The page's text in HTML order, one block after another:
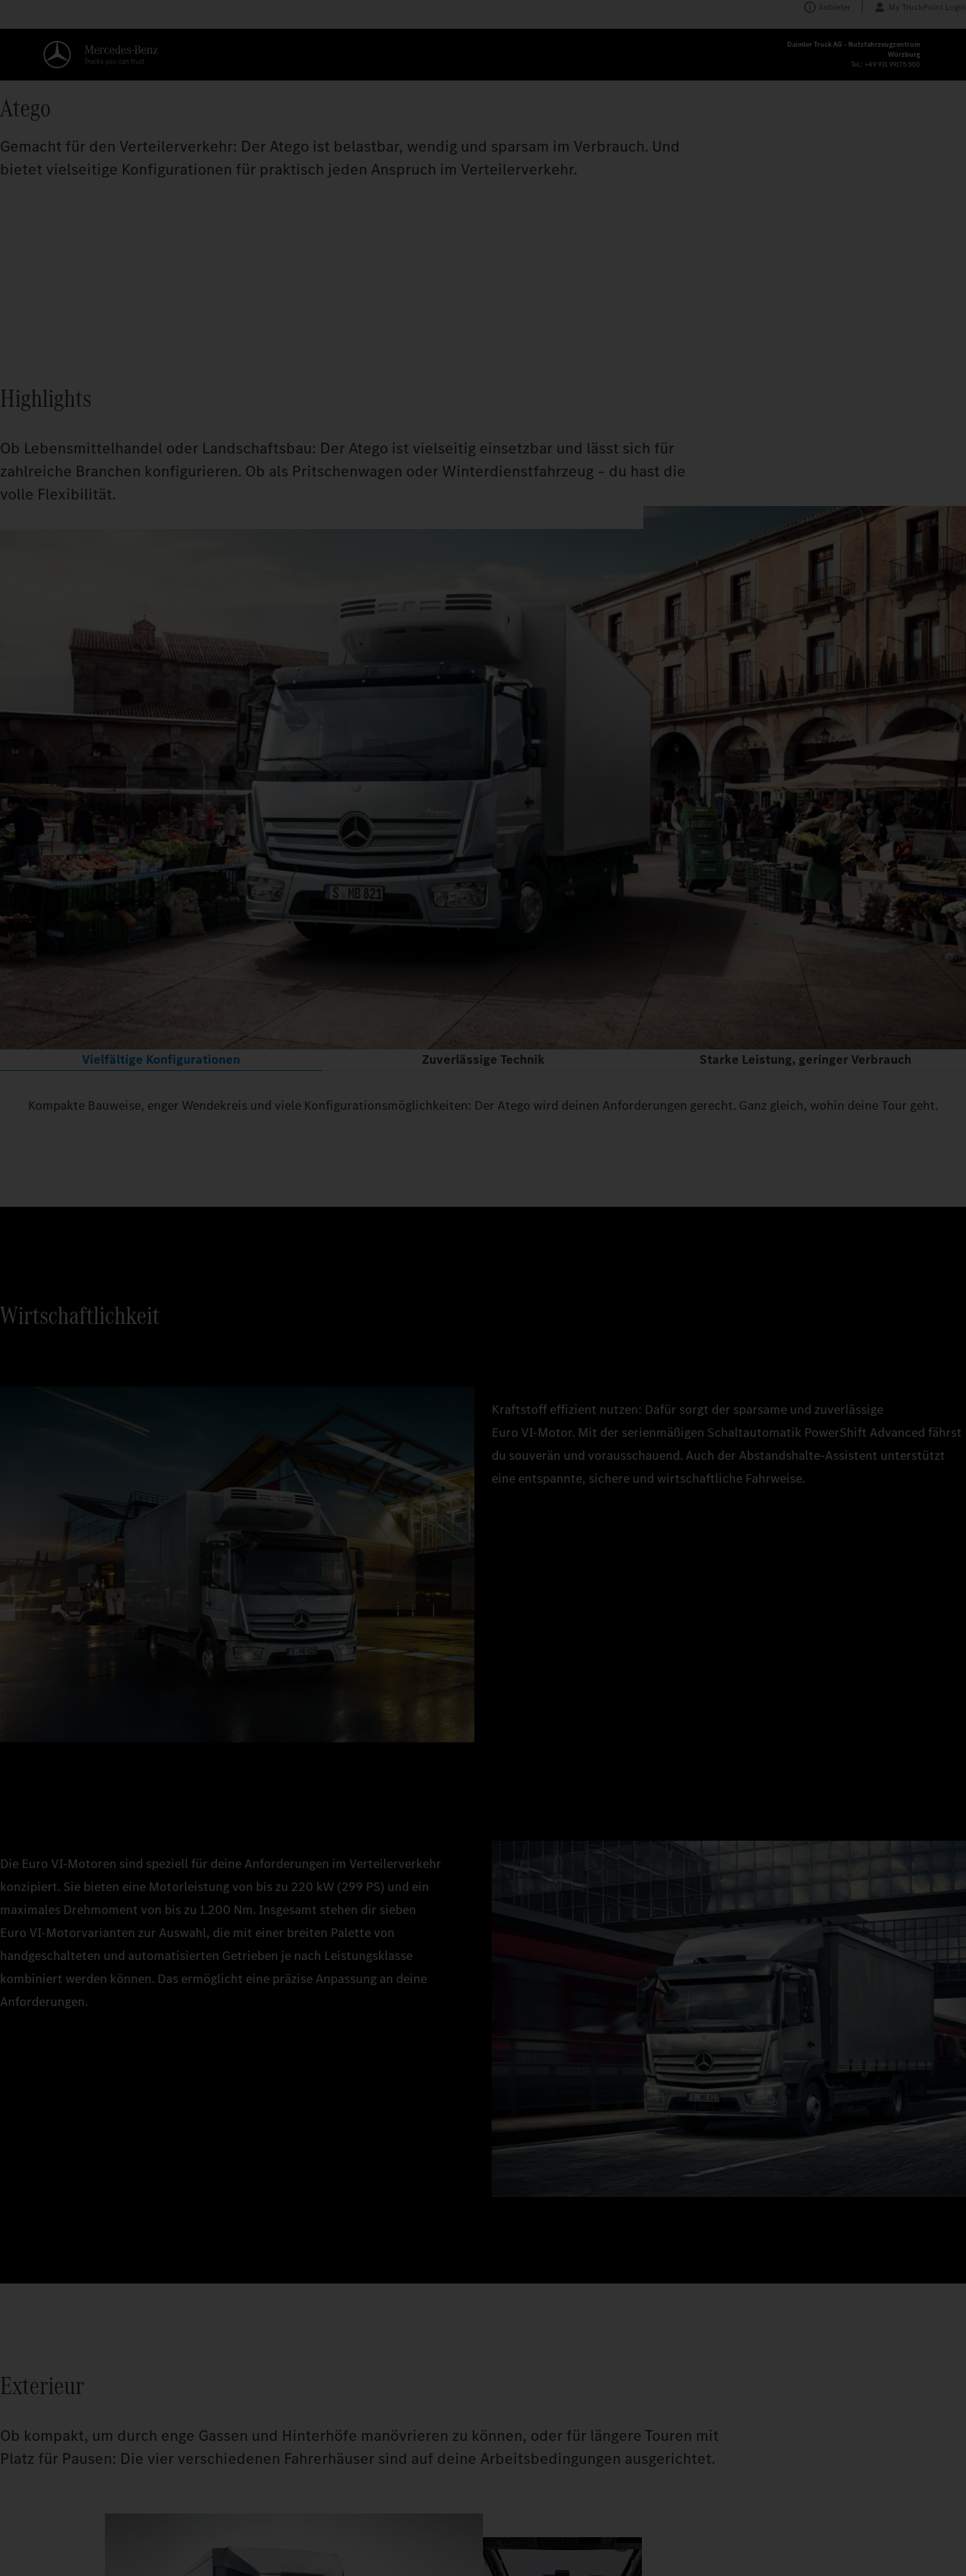
Anbieter My TruckPoint Login
Daimler Truck AG - Nutzfahrzeugzentrum
Würzburg
Tel.: +49 931 99175 500
Atego
Gemacht für den Verteilerverkehr: Der Atego ist belastbar, wendig und sparsam im Verbrauch. Und
bietet vielseitige Konfigurationen für praktisch jeden Anspruch im Verteilerverkehr.
Highlights
Ob Lebensmittelhandel oder Landschaftsbau: Der Atego ist vielseitig einsetzbar und lässt sich für
zahlreiche Branchen konfigurieren. Ob als Pritschenwagen oder Winterdienstfahrzeug – du hast die
volle Flexibilität.
Vielfältige Konfigurationen Zuverlässige Technik Starke Leistung, geringer Verbrauch
Kompakte Bauweise, enger Wendekreis und viele Konfigurationsmöglichkeiten: Der Atego wird deinen Anforderungen gerecht. Ganz gleich, wohin deine Tour geht.
Wirtschaftlichkeit
Kraftstoff effizient nutzen: Dafür sorgt der sparsame und zuverlässige
Euro VI‑Motor. Mit der serienmäßigen Schaltautomatik PowerShift Advanced fährst
du souverän und vorausschauend. Auch der Abstandshalte-Assistent unterstützt
eine entspannte, sichere und wirtschaftliche Fahrweise.
Die Euro VI‑Motoren sind speziell für deine Anforderungen im Verteilerverkehr
konzipiert. Sie bieten eine Motorleistung von bis zu 220 kW (299 PS) und ein
maximales Drehmoment von bis zu 1.200 Nm. Insgesamt stehen dir sieben
Euro VI‑Motorvarianten zur Auswahl, die mit einer breiten Palette von
handgeschalteten und automatisierten Getrieben je nach Leistungsklasse
kombiniert werden können. Das ermöglicht eine präzise Anpassung an deine
Anforderungen.
Exterieur
Ob kompakt, um durch enge Gassen und Hinterhöfe manövrieren zu können, oder für längere Touren mit
Platz für Pausen: Die vier verschiedenen Fahrerhäuser sind auf deine Arbeitsbedingungen ausgerichtet.